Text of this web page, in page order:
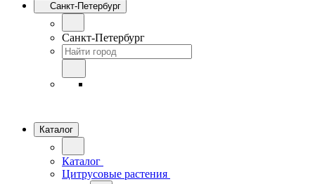
Санкт-Петербург
Санкт-Петербург
Каталог
Каталог
Цитрусовые растения